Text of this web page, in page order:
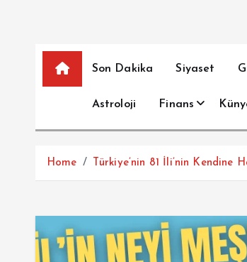
Son Dakika Siyaset
Astroloji Finans
Home Türkiye’nin 81 İli’nin Kendine